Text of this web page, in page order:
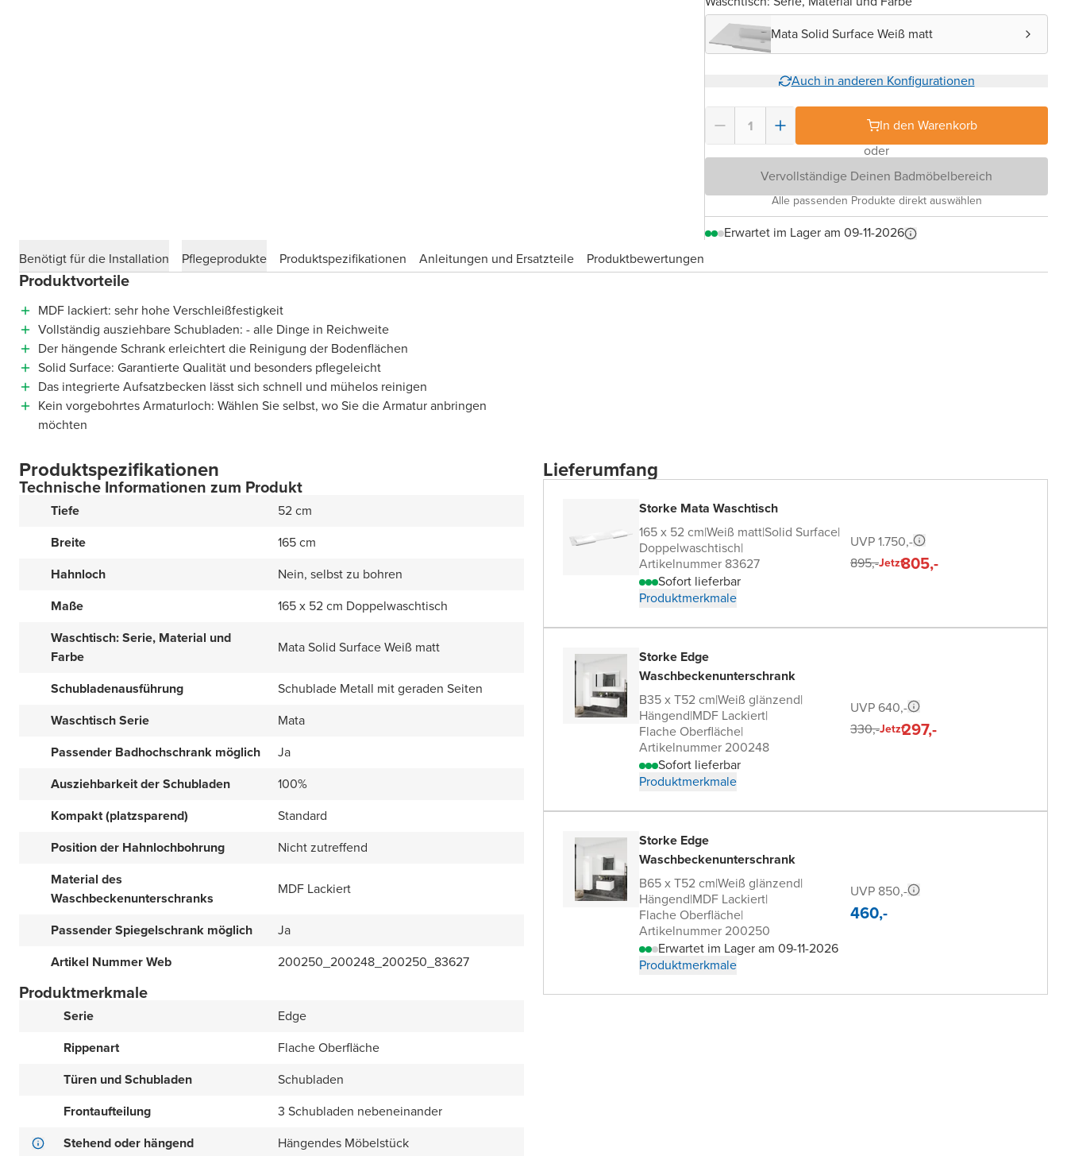
Mata Solid Surface Weiß matt
Auch in anderen Konfigurationen
In den Warenkorb
oder
Vervollständige Deinen Badmöbelbereich
Alle passenden Produkte direkt auswählen
Erwartet im Lager am 09-11-2026
Benötigt für die Installation
Pflegeprodukte Produktspezifikationen Anleitungen und Ersatzteile Produktbewertungen
Produktvorteile
MDF lackiert: sehr hohe Verschleißfestigkeit
Vollständig ausziehbare Schubladen: - alle Dinge in Reichweite
Der hängende Schrank erleichtert die Reinigung der Bodenflächen
Solid Surface: Garantierte Qualität und besonders pflegeleicht
Das integrierte Aufsatzbecken lässt sich schnell und mühelos reinigen
Kein vorgebohrtes Armaturloch: Wählen Sie selbst, wo Sie die Armatur anbringen
möchten
Produktspezifikationen
Technische Informationen zum Produkt
Tiefe
52 cm
Breite
165 cm
Hahnloch
Nein, selbst zu bohren
Maße
165 x 52 cm Doppelwaschtisch
Waschtisch: Serie, Material und
Farbe
Mata Solid Surface Weiß matt
Schubladenausführung
Schublade Metall mit geraden Seiten
Waschtisch Serie
Mata
Passender Badhochschrank möglich
Ja
Ausziehbarkeit der Schubladen
100%
Kompakt (platzsparend)
Standard
Position der Hahnlochbohrung
Nicht zutreffend
Material des
Waschbeckenunterschranks
MDF Lackiert
Passender Spiegelschrank möglich
Ja
Artikel Nummer Web
200250_200248_200250_83627
Produktmerkmale
Serie
Edge
Rippenart
Flache Oberfläche
Türen und Schubladen
Schubladen
Frontaufteilung
3 Schubladen nebeneinander
Stehend oder hängend
Hängendes Möbelstück
Lieferumfang
Storke Mata Waschtisch
165 x 52 cm|Weiß matt|Solid Surface|
Doppelwaschtisch|
Artikelnummer 83627
Sofort lieferbar
Produktmerkmale
UVP 1.750,-
895,-Jetzt805,-
Storke Edge
Waschbeckenunterschrank
B35 x T52 cm|Weiß glänzend|
Hängend|MDF Lackiert|
Flache Oberfläche|
Artikelnummer 200248
Sofort lieferbar
Produktmerkmale
UVP 640,-
330,-Jetzt297,-
Storke Edge
Waschbeckenunterschrank
B65 x T52 cm|Weiß glänzend|
Hängend|MDF Lackiert|
Flache Oberfläche|
Artikelnummer 200250
Erwartet im Lager am 09-11-2026
Produktmerkmale
UVP 850,-
460,-